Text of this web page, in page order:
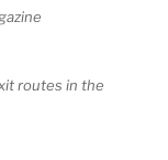
routes in the